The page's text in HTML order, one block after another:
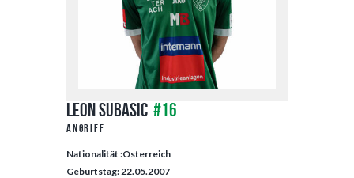
Leon Subasic #16
Angriff
Nationalität :Österreich
Geburtstag: 22.05.2007